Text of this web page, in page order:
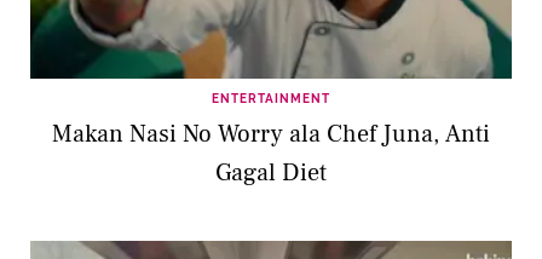
ENTERTAINMENT
Makan Nasi No Worry ala Chef Juna, Anti
Gagal Diet